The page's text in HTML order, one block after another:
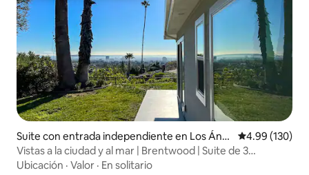
Suite con entrada independiente en Los Áng
eles
Calificación
4.99 (130)
Vistas a la ciudad y al mar | Brentwood | Suite de 3
recámaras
Ubicación · Valor · En solitario